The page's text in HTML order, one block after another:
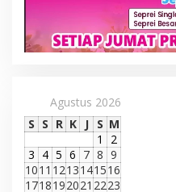
Agustus 2026
S S R K J S M
1
2
3 4 5 6 7 8 9
1011 1213141516
1718192021 2223